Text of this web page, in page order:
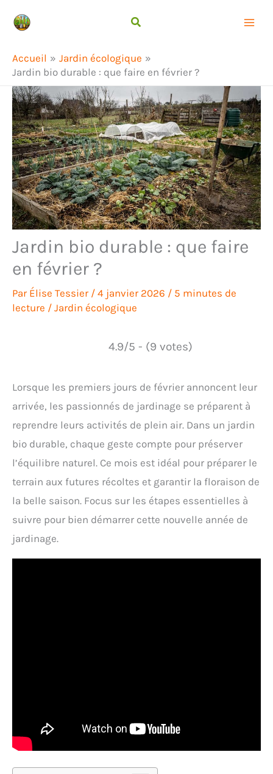
Accueil
Jardin écologique
Jardin bio durable : que faire en février ?
Jardin bio durable : que faire
en février ?
Par Élise Tessier / 4 janvier 2026 / 5 minutes de
lecture / Jardin écologique
4.9/5 - (9 votes)
Lorsque les premiers jours de février annoncent leur
arrivée, les passionnés de jardinage se préparent à
reprendre leurs activités de plein air. Dans un jardin
bio durable, chaque geste compte pour préserver
l’équilibre naturel. Ce mois est idéal pour préparer le
terrain aux futures récoltes et garantir la floraison de
la belle saison. Focus sur les étapes essentielles à
suivre pour bien démarrer cette nouvelle année de
jardinage.